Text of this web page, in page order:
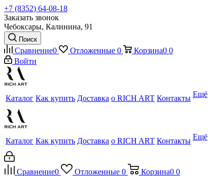
+7 (8352) 64-08-18
Заказать звонок
Чебоксары, Калинина, 91
Поиск
Сравнение0 Отложенные 0 Корзина0 0
Войти
Каталог Как купить Доставка о RICH ART Контакты Ещё
Каталог Как купить Доставка о RICH ART Контакты Ещё
Сравнение0 Отложенные 0 Корзина0 0